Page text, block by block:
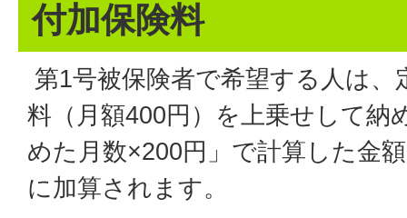
付加保険料
第1号被保険者で希望する人は、
料（月額400円）を上乗せして納
めた月数×200円」で計算した金
に加算されます。